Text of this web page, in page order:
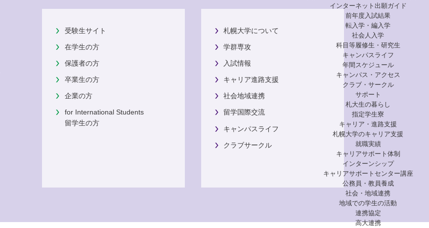
インターネット出願ガイド
前年度入試結果
転入学・編入学
社会人入学
科目等履修生・研究生
キャンパスライフ
年間スケジュール
キャンパス・アクセス
クラブ・サークル
サポート
札大生の暮らし
指定学生寮
キャリア・進路支援
札幌大学のキャリア支援
就職実績
キャリアサポート体制
インターンシップ
キャリアサポートセンター講座
公務員・教員養成
社会・地域連携
地域での学生の活動
連携協定
高大連携
受験生サイト
在学生の方
保護者の方
卒業生の方
企業の方
for International Students
留学生の方
札幌大学について
学群専攻
入試情報
キャリア進路支援
社会地域連携
留学国際交流
キャンパスライフ
クラブサークル